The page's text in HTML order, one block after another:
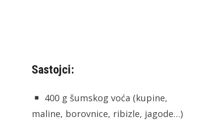
Sastojci:
400 g šumskog voća (kupine,
maline, borovnice, ribizle, jagode…)